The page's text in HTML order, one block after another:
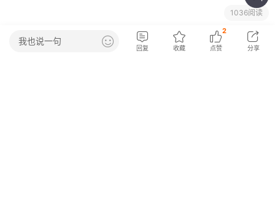
1036阅读
相关阅读
我也说一句
回复 收藏
2
点赞 分享